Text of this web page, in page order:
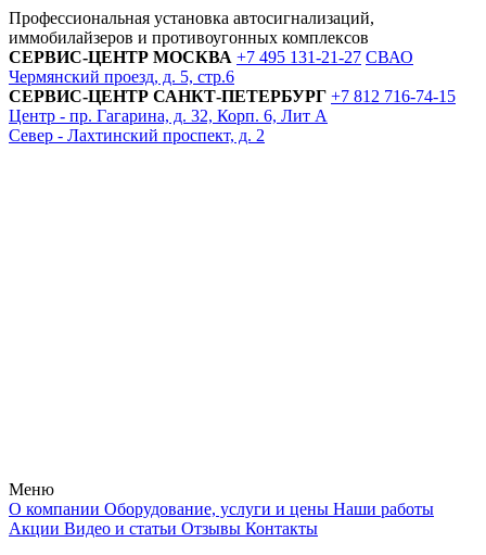
Профессиональная установка автосигнализаций,
иммобилайзеров и противоугонных комплексов
СЕРВИС-ЦЕНТР МОСКВА +7 495 131-21-27 СВАО
Чермянский проезд, д. 5, стр.6
СЕРВИС-ЦЕНТР САНКТ-ПЕТЕРБУРГ +7 812 716-74-15
Центр - пр. Гагарина, д. 32, Корп. 6, Лит А
Север - Лахтинский проспект, д. 2
Меню
О компании Оборудование, услуги и цены Наши работы
Акции Видео и статьи Отзывы Контакты